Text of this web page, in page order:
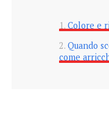
Colore e
Quando
come